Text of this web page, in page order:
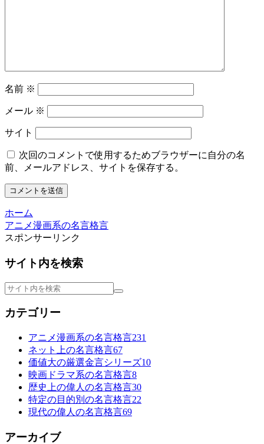
名前 ※
メール ※
サイト
次回のコメントで使用するためブラウザーに自分の名
前、メールアドレス、サイトを保存する。
ホーム
アニメ漫画系の名言格言
スポンサーリンク
サイト内を検索
カテゴリー
アニメ漫画系の名言格言231
ネット上の名言格言67
価値大の厳選金言シリーズ10
映画ドラマ系の名言格言8
歴史上の偉人の名言格言30
特定の目的別の名言格言22
現代の偉人の名言格言69
アーカイブ